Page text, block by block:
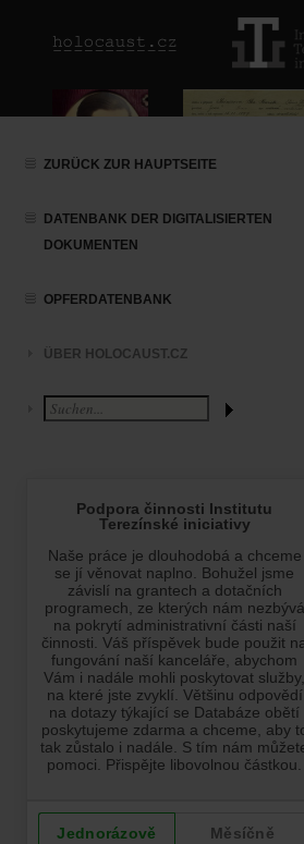
ZURÜCK ZUR HAUPTSEITE
DATENBANK DER DIGITALISIERTEN
DOKUMENTEN
OPFERDATENBANK
ÜBER HOLOCAUST.CZ